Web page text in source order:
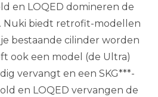
en LOQED domineren de
Nuki biedt retrofit-modellen
bestaande cilinder worden
ook een model (de Ultra)
vervangt en een SKG***-
en LOQED vervangen de